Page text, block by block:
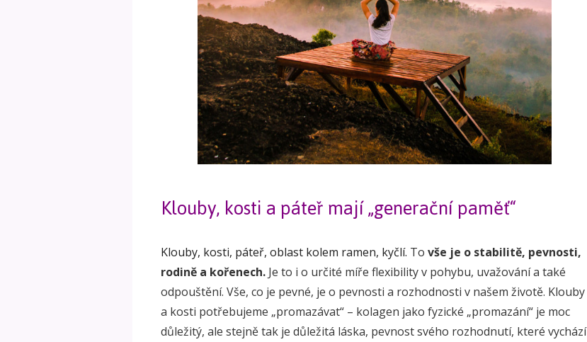
Klouby, kosti a páteř mají „generační paměť“
Klouby, kosti, páteř, oblast kolem ramen, kyčlí. To vše je o stabilitě, pevnosti,
rodině a kořenech. Je to i o určité míře flexibility v pohybu, uvažování a také
odpouštění. Vše, co je pevné, je o pevnosti a rozhodnosti v našem životě. Klouby
a kosti potřebujeme „promazávat“ – kolagen jako fyzické „promazání“ je moc
důležitý, ale stejně tak je důležitá láska, pevnost svého rozhodnutí, které vychází